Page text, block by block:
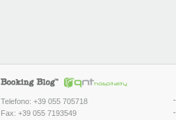
Telefono: +39 055 705718
Fax: +39 055 7193549
-
-